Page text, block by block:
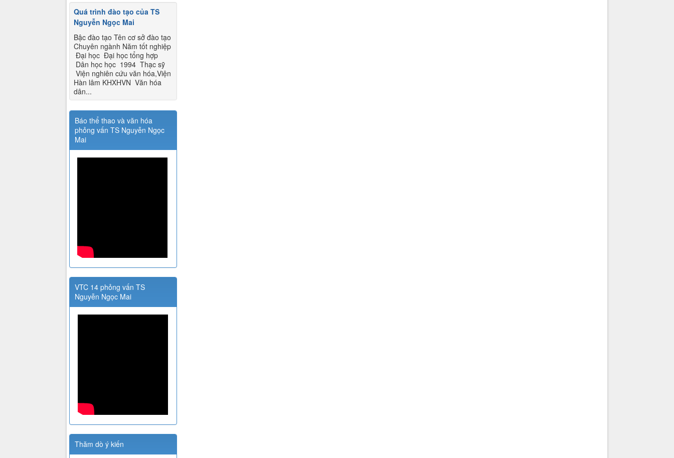
Quá trình đào tạo của TS
Nguyễn Ngọc Mai
Bậc đào tạo Tên cơ sở đào tạo
Chuyên ngành Năm tốt nghiệp
Đại học Đại học tổng hợp
Dân học học 1994 Thạc sỹ
Viện nghiên cứu văn hóa,Viện
Hàn lâm KHXHVN Văn hóa
dân...
Báo thể thao và văn hóa
phỏng vấn TS Nguyễn Ngọc
Mai
VTC 14 phỏng vấn TS
Nguyễn Ngọc Mai
Thăm dò ý kiến